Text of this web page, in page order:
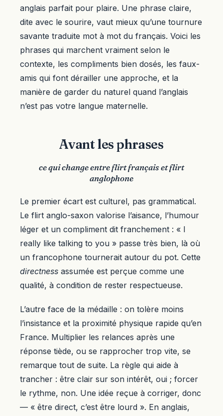
anglais parfait pour plaire. Une phrase claire,
dite avec le sourire, vaut mieux qu’une tournure
savante traduite mot à mot du français. Voici les
phrases qui marchent vraiment selon le
contexte, les compliments bien dosés, les faux-
amis qui font dérailler une approche, et la
manière de garder du naturel quand l’anglais
n’est pas votre langue maternelle.
Avant les phrases
ce qui change entre flirt français et flirt
anglophone
Le premier écart est culturel, pas grammatical.
Le flirt anglo-saxon valorise l’aisance, l’humour
léger et un compliment dit franchement : « I
really like talking to you » passe très bien, là où
un francophone tournerait autour du pot. Cette
directness assumée est perçue comme une
qualité, à condition de rester respectueuse.
L’autre face de la médaille : on tolère moins
l’insistance et la proximité physique rapide qu’en
France. Multiplier les relances après une
réponse tiède, ou se rapprocher trop vite, se
remarque tout de suite. La règle qui aide à
trancher : être clair sur son intérêt, oui ; forcer
le rythme, non. Une idée reçue à corriger, donc
— « être direct, c’est être lourd ». En anglais,